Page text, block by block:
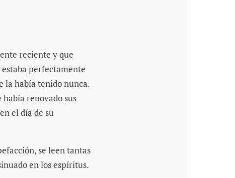
reciente y que
perfectamente
la había tenido nunca.
renovado sus
el día de su
se leen tantas
en los espíritus.